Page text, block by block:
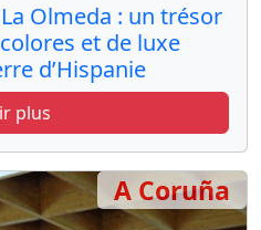
Olmeda : un trésor
et de luxe
d’Hispanie
plus
A Coruña